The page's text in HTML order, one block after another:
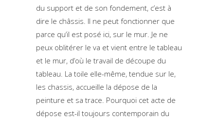
du support et de son fondement, c’est à
dire le châssis. Il ne peut fonctionner que
parce qu’il est posé ici, sur le mur. Je ne
peux oblitérer le va et vient entre le tableau
et le mur, d’où le travail de découpe du
tableau. La toile elle-même, tendue sur le,
les chassis, accueille la dépose de la
peinture et sa trace. Pourquoi cet acte de
dépose est-il toujours contemporain du